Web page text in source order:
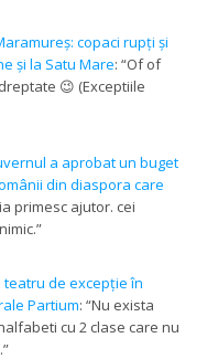
copaci rupți și
și la Satu Mare: “Of of
😉 (Exceptiile
a aprobat un buget
din diaspora care
primesc ajutor. cei
”
teatru de excepție în
Partium: “Nu exista
cu 2 clase care nu
”